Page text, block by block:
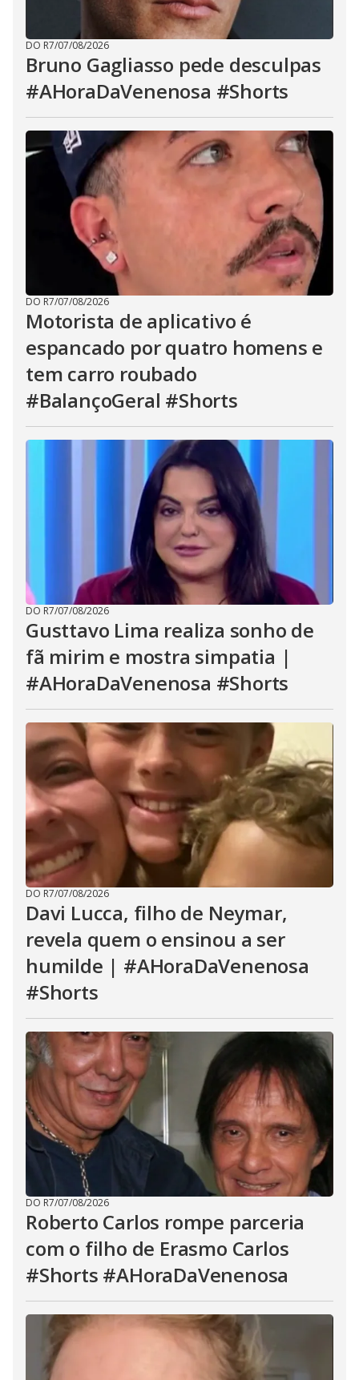
DO R7/07/08/2026
Bruno Gagliasso pede desculpas
#AHoraDaVenenosa #Shorts
DO R7/07/08/2026
Motorista de aplicativo é
espancado por quatro homens e
tem carro roubado
#BalançoGeral #Shorts
DO R7/07/08/2026
Gusttavo Lima realiza sonho de
fã mirim e mostra simpatia |
#AHoraDaVenenosa #Shorts
DO R7/07/08/2026
Davi Lucca, filho de Neymar,
revela quem o ensinou a ser
humilde | #AHoraDaVenenosa
#Shorts
DO R7/07/08/2026
Roberto Carlos rompe parceria
com o filho de Erasmo Carlos
#Shorts #AHoraDaVenenosa